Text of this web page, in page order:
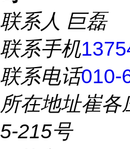
联系人 巨磊
联系手机
联系电话010-
所在地址崔各
5-215号